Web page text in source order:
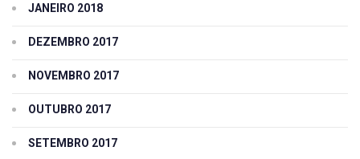
JANEIRO 2018
DEZEMBRO 2017
NOVEMBRO 2017
OUTUBRO 2017
SETEMBRO 2017